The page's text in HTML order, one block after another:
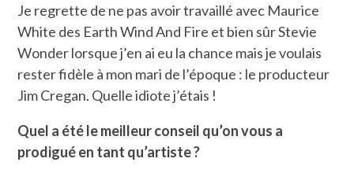
Je regrette de ne pas avoir travaillé avec Maurice
White des Earth Wind And Fire et bien sûr Stevie
Wonder lorsque j’en ai eu la chance mais je voulais
rester fidèle à mon mari de l’époque : le producteur
Jim Cregan. Quelle idiote j’étais !
Quel a été le meilleur conseil qu’on vous a
prodigué en tant qu’artiste ?